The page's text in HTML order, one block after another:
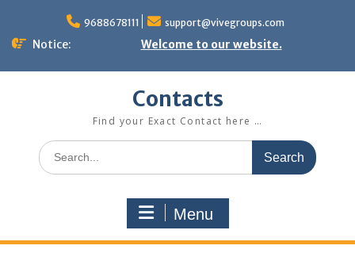
content
9688678111 support@vivegroups.com
Notice: Welcome to our website.
Contacts
Find your Exact Contact here …
Search
for:
Menu